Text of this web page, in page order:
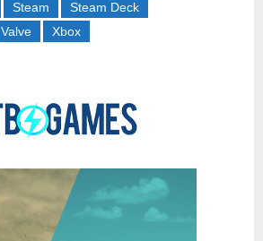
Steam
Steam Deck
Valve Xbox